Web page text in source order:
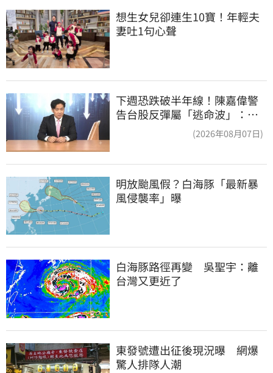
想生女兒卻連生10寶！年輕夫
妻吐1句心聲
下週恐跌破半年線！陳嘉偉警
告台股反彈屬「逃命波」：空
(2026年08月07日)
明放颱風假？白海豚「最新暴
風侵襲率」曝
白海豚路徑再變　吳聖宇：離
台灣又更近了
東發號遭出征後現況曝　網爆
驚人排隊人潮